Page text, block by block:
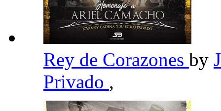
Rey de Corazones by
Privado ,